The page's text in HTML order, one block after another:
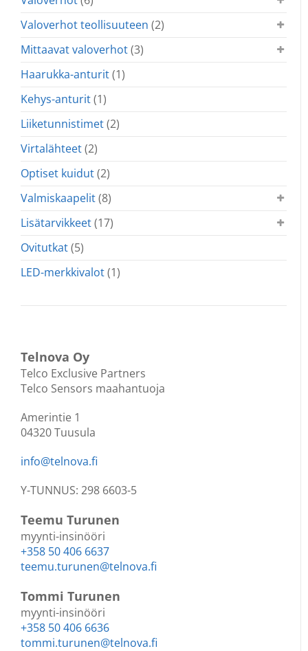
Valoverhot teollisuuteen (2)
Mittaavat valoverhot(3)
Haarukka-anturit(1)
Kehys-anturit(1)
Liiketunnistimet(2)
Virtalähteet(2)
Optiset kuidut(2)
Valmiskaapelit(8)
Lisätarvikkeet(17)
Ovitutkat(5)
LED-merkkivalot(1)
Telnova Oy
Telco Exclusive Partners
Telco Sensors maahantuoja
Amerintie 1
04320 Tuusula
info@telnova.fi
Y-TUNNUS: 298 6603-5
Teemu Turunen
myynti-insinööri
+358 50 406 6637
teemu.turunen@telnova.fi
Tommi Turunen
myynti-insinööri
+358 50 406 6636
tommi.turunen@telnova.fi